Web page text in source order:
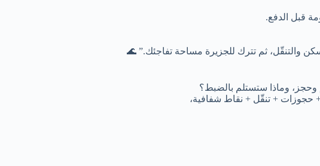
قبل الدفع.
والتنقّل، ثم تترك للجزيرة مساحة تفاجئك.” 🌊
وحجز، وماذا ستستلم بالضبط؟
حجوزات + تنقّل + نقاط شفافية،